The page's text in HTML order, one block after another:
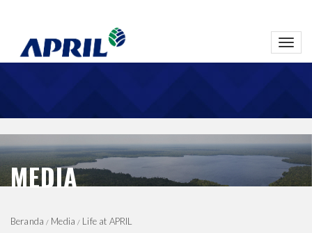
MEDIA
Beranda Media Life at APRIL